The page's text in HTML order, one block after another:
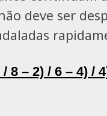
deve ser
/ 8 – 2) / 6 – 4) /